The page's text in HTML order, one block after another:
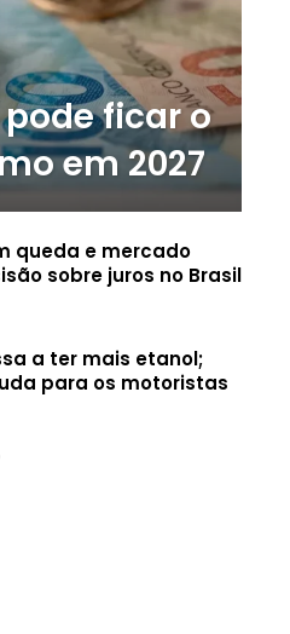
ficar o
em 2027
queda e mercado
sobre juros no Brasil
a ter mais etanol;
para os motoristas